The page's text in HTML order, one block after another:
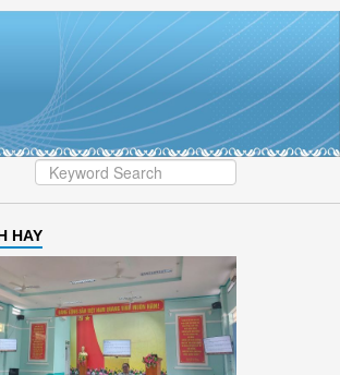
dân tham gia bảo hiểm y tế
HAY